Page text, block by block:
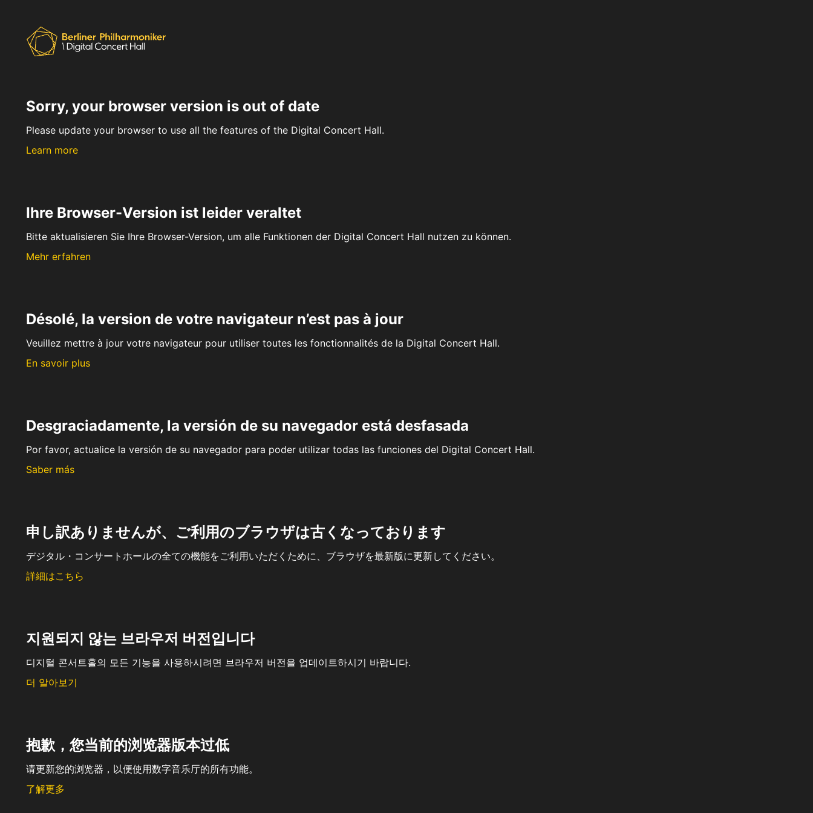
Sorry, your browser version is out of date
Please update your browser to use all the features of the Digital Concert Hall.
Learn more
Ihre Browser-Version ist leider veraltet
Bitte aktualisieren Sie Ihre Browser-Version, um alle Funktionen der Digital Concert Hall nutzen zu können.
Mehr erfahren
Désolé, la version de votre navigateur n’est pas à jour
Veuillez mettre à jour votre navigateur pour utiliser toutes les fonctionnalités de la Digital Concert Hall.
En savoir plus
Desgraciadamente, la versión de su navegador está desfasada
Por favor, actualice la versión de su navegador para poder utilizar todas las funciones del Digital Concert Hall.
Saber más
申し訳ありませんが、ご利用のブラウザは古くなっております
デジタル・コンサートホールの全ての機能をご利用いただくために、ブラウザを最新版に更新してください。
詳細はこちら
지원되지 않는 브라우저 버전입니다
디지털 콘서트홀의 모든 기능을 사용하시려면 브라우저 버전을 업데이트하시기 바랍니다.
더 알아보기
抱歉，您当前的浏览器版本过低
请更新您的浏览器，以便使用数字音乐厅的所有功能。
了解更多